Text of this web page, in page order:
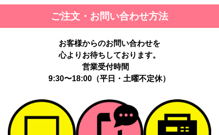
ご注文・お問い合わせ方法
お客様からのお問い合わせを
心よりお待ちしております。
営業受付時間
9:30〜18:00（平日・土曜不定休）